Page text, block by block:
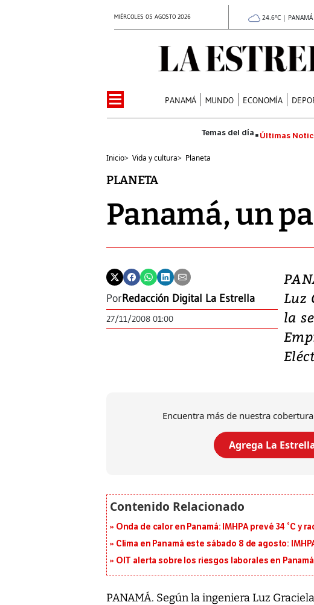
MIÉRCOLES 05 AGOSTO 2026 24.6°C | PANAMÁ
PANAMÁ MUNDO ECONOMÍA
Últimas
Inicio> Vida y cultura> Planeta
PLANETA
Panamá, un
PorRedacción Digital La Estrella
27/11/2008 01:00
Luz
la
Encuentra más de nuestra
Agrega La
Onda de calor en Panamá: IMHPA prevé 34 °C y
Clima en Panamá este sábado 8 de agosto:
OIT alerta sobre los riesgos laborales en
PANAMÁ. Según la ingeniera Luz